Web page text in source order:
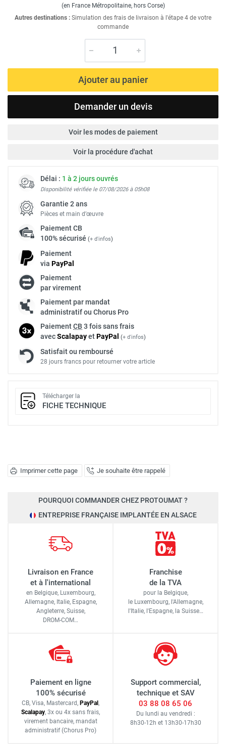
Imprimer cette page Je souhaite être rappelé
(en France Métropolitaine, hors Corse)
Autres destinations : Simulation des frais de livraison à l'étape 4 de votre
commande
Ajouter au panier
Demander un devis
Voir les modes de paiement
Voir la procédure d'achat
Délai : 1 à 2 jours ouvrés
Disponibilité vérifiée le 07/08/2026 à 05h08
Garantie 2 ans
Pièces et main d’œuvre
PaiementCB
100% sécurisé (+ d'infos)
Paiement
via PayPal
Paiement
par virement
Paiement par mandat
administratif ou Chorus Pro
PaiementCB 3 fois sans frais
avecScalapayetPayPal (+ d'infos)
Satisfait ou remboursé
28 jours francs pour retourner votre article
Télécharger la
FICHE TECHNIQUE
POURQUOI COMMANDER CHEZ PROTOUMAT ?
ENTREPRISE FRANÇAISE IMPLANTÉE EN ALSACE
Livraison en France
et à l'international
en Belgique, Luxembourg,
Allemagne, Italie, Espagne,
Angleterre, Suisse,
DROM-COM…
Franchise
de la TVA
pour la Belgique,
le Luxembourg, l'Allemagne,
l'Italie, l'Espagne, la Suisse…
Paiement en ligne
100% sécurisé
CB, Visa, Mastercard, PayPal ,
Scalapay, 3x ou 4x sans frais,
virement bancaire, mandat
administratif (Chorus Pro)
Support commercial,
technique et SAV
03 88 08 65 06
Du lundi au vendredi :
8h30-12h et 13h30-17h30